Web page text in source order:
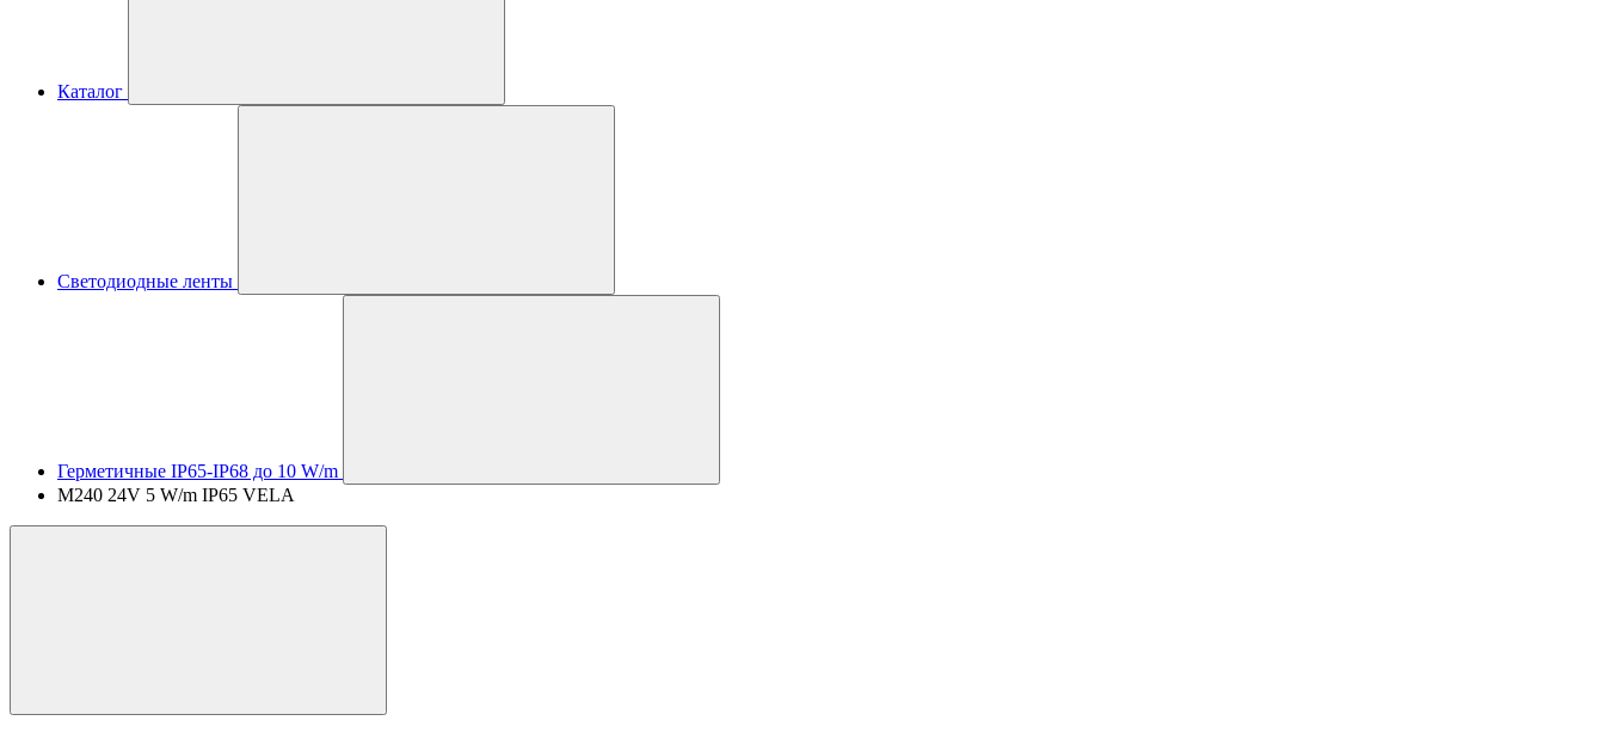
Каталог
Светодиодные ленты
Герметичные IP65-IP68 до 10 W/m
M240 24V 5 W/m IP65 VELA